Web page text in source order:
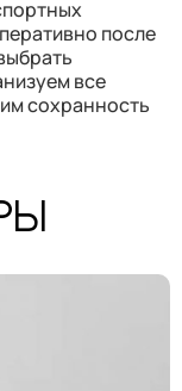
после
все
сохранность